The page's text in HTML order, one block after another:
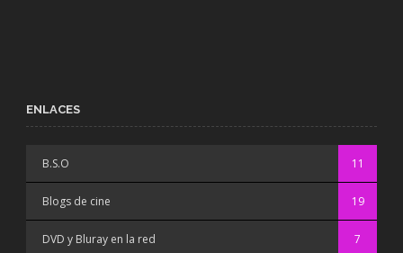
ENLACES
B.S.O 11
Blogs de cine 19
DVD y Bluray en la red 7